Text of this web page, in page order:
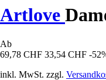
Artlove
Ab
69,78 CHF 33,54 CHF -
inkl. MwSt. zzgl.